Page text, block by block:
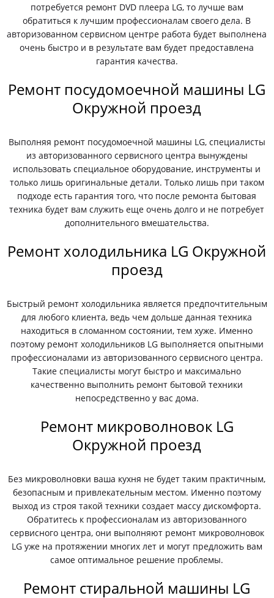
потребуется ремонт DVD плеера LG, то лучше вам
обратиться к лучшим профессионалам своего дела. В
авторизованном сервисном центре работа будет выполнена
очень быстро и в результате вам будет предоставлена
гарантия качества.
Ремонт посудомоечной машины LG
Окружной проезд
Выполняя ремонт посудомоечной машины LG, специалисты
из авторизованного сервисного центра вынуждены
использовать специальное оборудование, инструменты и
только лишь оригинальные детали. Только лишь при таком
подходе есть гарантия того, что после ремонта бытовая
техника будет вам служить еще очень долго и не потребует
дополнительного вмешательства.
Ремонт холодильника LG Окружной
проезд
Быстрый ремонт холодильника является предпочтительным
для любого клиента, ведь чем дольше данная техника
находиться в сломанном состоянии, тем хуже. Именно
поэтому ремонт холодильников LG выполняется опытными
профессионалами из авторизованного сервисного центра.
Такие специалисты могут быстро и максимально
качественно выполнить ремонт бытовой техники
непосредственно у вас дома.
Ремонт микроволновок LG
Окружной проезд
Без микроволновки ваша кухня не будет таким практичным,
безопасным и привлекательным местом. Именно поэтому
выход из строя такой техники создает массу дискомфорта.
Обратитесь к профессионалам из авторизованного
сервисного центра, они выполняют ремонт микроволновок
LG уже на протяжении многих лет и могут предложить вам
самое оптимальное решение проблемы.
Ремонт стиральной машины LG